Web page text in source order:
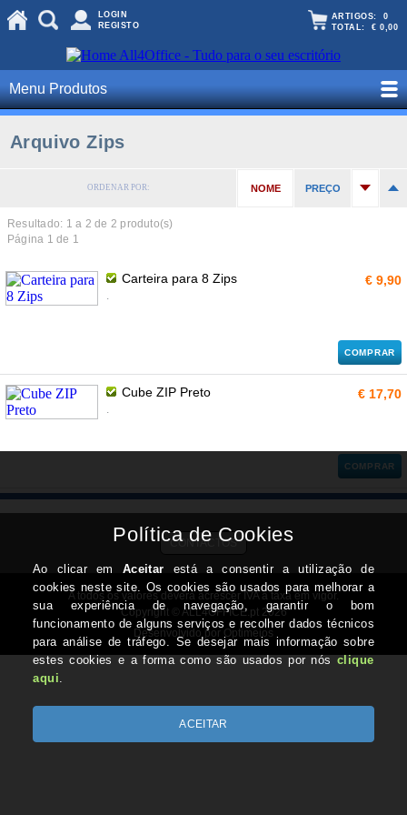
LOGIN
REGISTO
ARTIGOS: 0
TOTAL: € 0,00
Menu Produtos
Arquivo Zips
ORDENAR POR: NOME PREÇO
Resultado: 1 a 2 de 2 produto(s)
Página 1 de 1
Carteira para 8 Zips
.
€ 9,90
COMPRAR
Cube ZIP Preto
.
€ 17,70
COMPRAR
CONTACTOS
A todos os valores deverá acrescer IVA à taxa em vigor.
Copyright © ALL4OFFICE.pt 2026
Desenvolvido por Optimeios